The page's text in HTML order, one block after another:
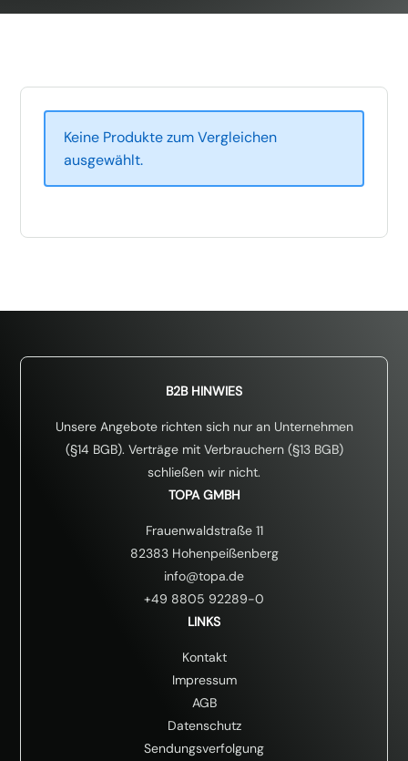
Keine Produkte zum Vergleichen
ausgewählt.
B2B HINWIES
Unsere Angebote richten sich nur an Unternehmen
(§14 BGB). Verträge mit Verbrauchern (§13 BGB)
schließen wir nicht.
TOPA GMBH
Frauenwaldstraße 11
82383 Hohenpeißenberg
info@topa.de
+49 8805 92289-0
LINKS
Kontakt
Impressum
AGB
Datenschutz
Sendungsverfolgung